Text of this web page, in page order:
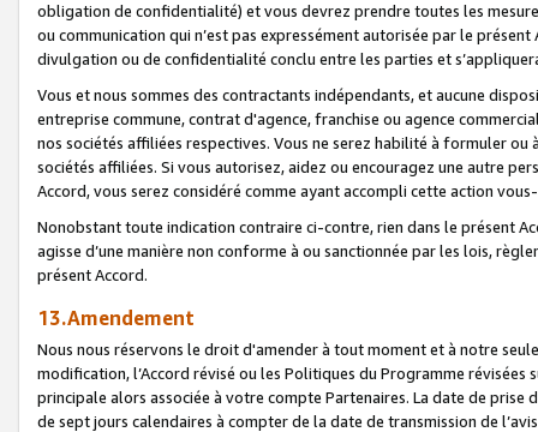
obligation de confidentialité) et vous devrez prendre toutes les
ou communication qui n’est pas expressément autorisée par le
divulgation ou de confidentialité conclu entre les parties et
Vous et nous sommes des contractants indépendants, et aucune
entreprise commune, contrat d'agence, franchise ou agence
nos sociétés affiliées respectives. Vous ne serez habilité à formuler
sociétés affiliées. Si vous autorisez, aidez ou encouragez une autre
Accord, vous serez considéré comme ayant accompli cette action
Nonobstant toute indication contraire ci-contre, rien dans le présent
agisse d’une manière non conforme à ou sanctionnée par les lois,
présent Accord.
13.Amendement
Nous nous réservons le droit d'amender à tout moment et à notre
modification, l’Accord révisé ou les Politiques du Programme
principale alors associée à votre compte Partenaires. La date de
de sept jours calendaires à compter de la date de transmission de